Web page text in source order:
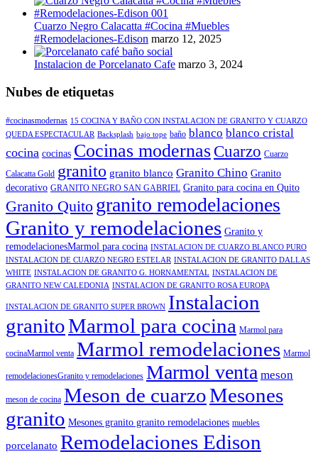
Cuarzo Negro Calacatta #Cocina #Muebles
#Remodelaciones-Edison marzo 12, 2025
Instalacion de Porcelanato Cafe marzo 3, 2024
Nubes de etiquetas
#cocinasmodernas 15 COCINA Y BAÑO CON INSTALACION DE GRANITO Y CUARZO
QUEDA ESPECTACULAR Backsplash bajo tope baño blanco blanco cristal
cocina cocinas Cocinas modernas Cuarzo Cuarzo
Calacatta Gold granito granito blanco Granito Chino Granito
decorativo GRANITO NEGRO SAN GABRIEL Granito para cocina en Quito
Granito Quito granito remodelaciones
Granito y remodelaciones Granito y
remodelacionesMarmol para cocina INSTALACION DE CUARZO BLANCO PURO
INSTALACION DE CUARZO NEGRO ESTELAR INSTALACION DE GRANITO DALLAS
WHITE INSTALACION DE GRANITO G. HORNAMENTAL INSTALACION DE
GRANITO NEW CALEDONIA INSTALACION DE GRANITO ROSA EUROPA
INSTALACION DE GRANITO SUPER BROWN Instalacion
granitoMarmol para cocina Marmol para
cocinaMarmol venta Marmol remodelaciones Marmol
remodelacionesGranito y remodelaciones Marmol venta meson
meson de cocina Meson de cuarzoMesones
granito Mesones granito granito remodelaciones muebles
porcelanato Remodelaciones Edison